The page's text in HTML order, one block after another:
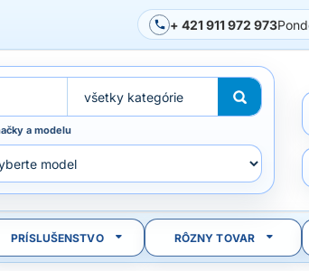
+ 421 911 972 973
a modelu
PRÍSLUŠENSTVO RÔZNY TOVAR